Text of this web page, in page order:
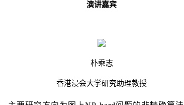
演讲嘉宾
朴乘志
香港浸会大学研究助理教授